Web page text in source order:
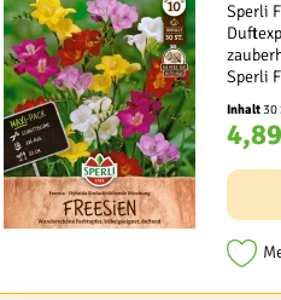
Sperli
Sperli
Inhalt30